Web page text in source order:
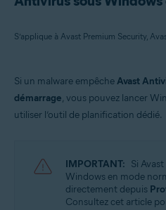
Avast Antivirus Gratuit 21.x
Microsoft Windows 11 Famille/
Microsoft Windows 10 Famille/
Éducation (32/64 bits)
Microsoft Windows 8.1/
Si un malware empêcheAvast
démarrage, vous pouvez lancer
utiliser l’outil de planification dédié.
IMPORTANT: Si
Windows en mode
directement depuis
Consultez cet article